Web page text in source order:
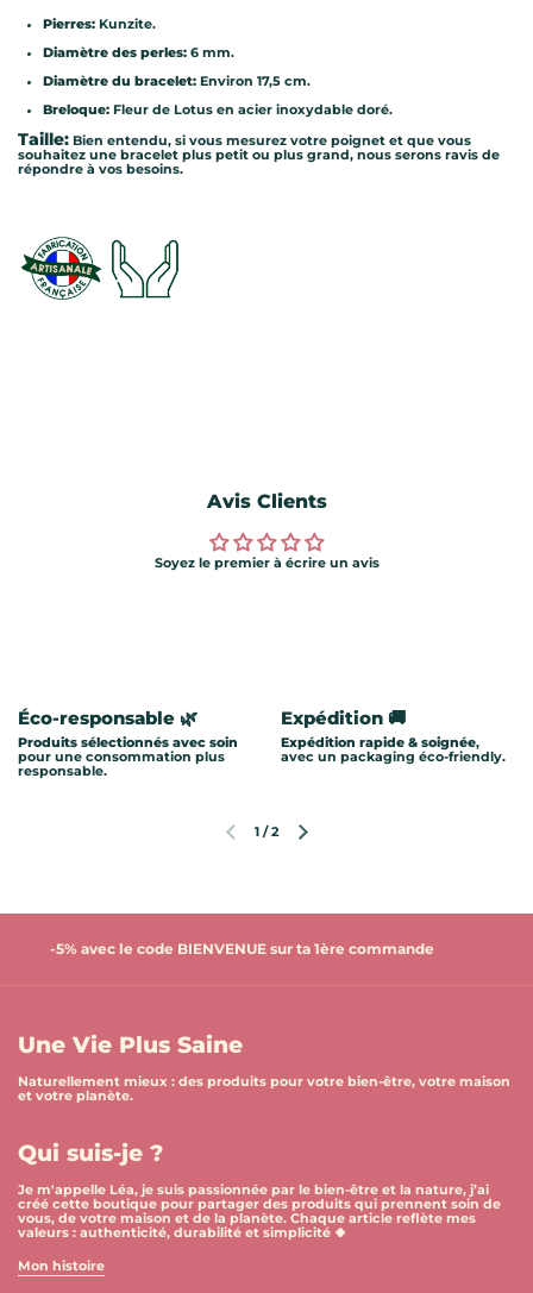
Pierres: Kunzite.
Diamètre des perles: 6 mm.
Diamètre du bracelet: Environ 17,5 cm.
Breloque: Fleur de Lotus en acier inoxydable doré.
Taille: Bien entendu, si vous mesurez votre poignet et que vous
souhaitez une bracelet plus petit ou plus grand, nous serons ravis de
répondre à vos besoins.
Avis Clients
Soyez le premier à écrire un avis
Éco-responsable 🌿
Produits sélectionnés avec soin
pour une consommation plus
responsable.
Expédition 🚚
Expédition rapide & soignée,
avec un packaging éco-friendly.
Diapositive précédente
Diapositive suivante
1 /2
-5% avec le code BIENVENUE sur ta 1ère commande
Une Vie Plus Saine
Naturellement mieux : des produits pour votre bien-être, votre maison
et votre planète.
Qui suis-je ?
Je m'appelle Léa, je suis passionnée par le bien-être et la nature, j’ai
créé cette boutique pour partager des produits qui prennent soin de
vous, de votre maison et de la planète. Chaque article reflète mes
valeurs : authenticité, durabilité et simplicité 🍀
Mon histoire